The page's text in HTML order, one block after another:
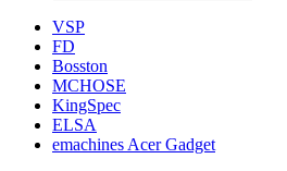
VSP
FD
Bosston
MCHOSE
KingSpec
ELSA
emachines Acer Gadget